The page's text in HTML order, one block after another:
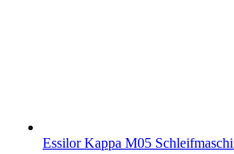
Essilor Kappa M05